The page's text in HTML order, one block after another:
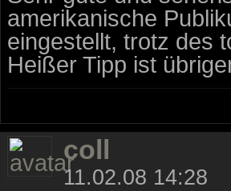
amerikanische
eingestellt, trotz des
Heißer Tipp ist
coll
11.02.08 14:28